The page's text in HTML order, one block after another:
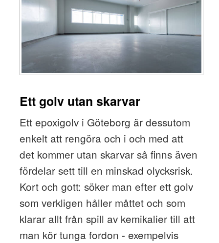
Ett golv utan skarvar
Ett epoxigolv i Göteborg är dessutom
enkelt att rengöra och i och med att
det kommer utan skarvar så finns även
fördelar sett till en minskad olycksrisk.
Kort och gott: söker man efter ett golv
som verkligen håller måttet och som
klarar allt från spill av kemikalier till att
man kör tunga fordon - exempelvis